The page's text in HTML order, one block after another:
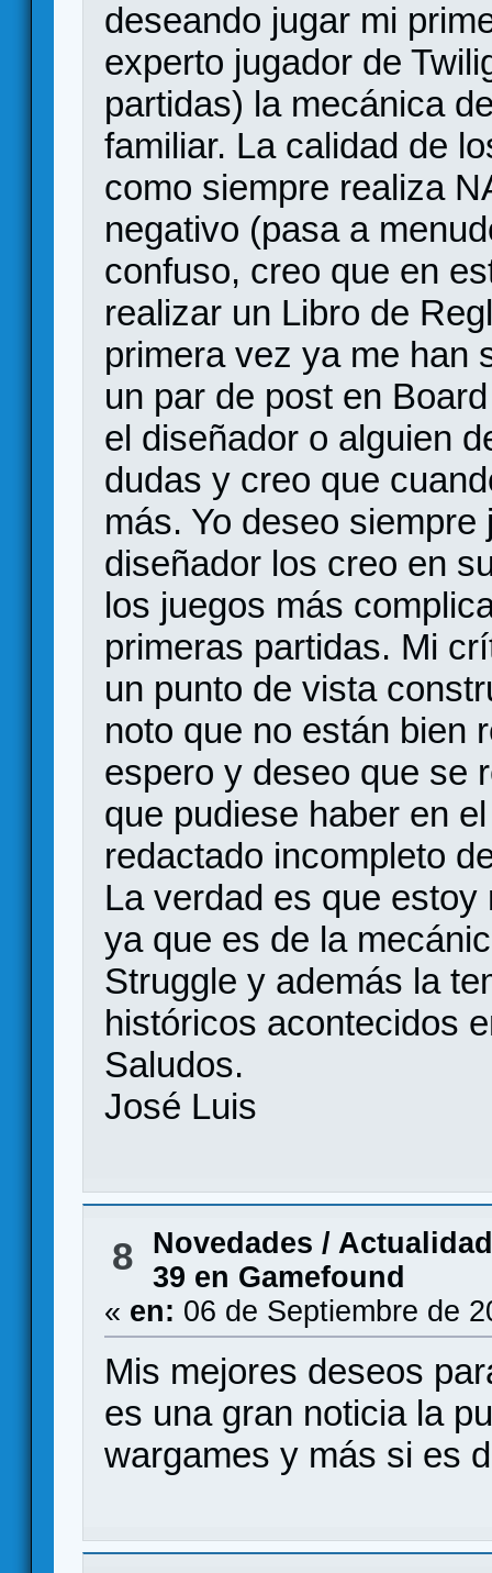
deseando jugar mi
experto jugador de
partidas) la mecánica
familiar. La calidad de
como siempre realiza
negativo (pasa a
confuso, creo que en
realizar un Libro de
primera vez ya me han
un par de post en
el diseñador o alguien
dudas y creo que
más. Yo deseo
diseñador los creo en
los juegos más
primeras partidas. Mi
un punto de vista
noto que no están bien
espero y deseo que se
que pudiese haber en
redactado incompleto
La verdad es que
ya que es de la
Struggle y además la
históricos acontecidos
Saludos.
José Luis
8
Novedades / Actualidad
39 en Gamefound
« en: 06 de Septiembre de
Mis mejores deseos
es una gran noticia la
wargames y más si es